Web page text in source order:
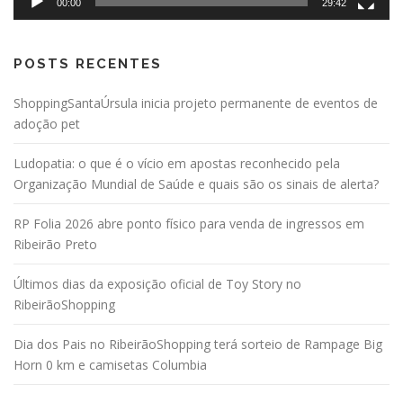
00:00 29:42
POSTS RECENTES
ShoppingSantaÚrsula inicia projeto permanente de eventos de
adoção pet
Ludopatia: o que é o vício em apostas reconhecido pela
Organização Mundial de Saúde e quais são os sinais de alerta?
RP Folia 2026 abre ponto físico para venda de ingressos em
Ribeirão Preto
Últimos dias da exposição oficial de Toy Story no
RibeirãoShopping
Dia dos Pais no RibeirãoShopping terá sorteio de Rampage Big
Horn 0 km e camisetas Columbia